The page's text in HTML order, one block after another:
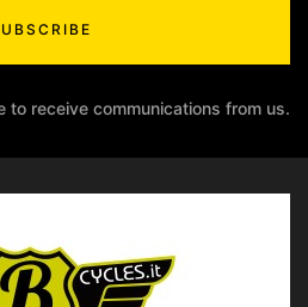
to receive communications from us.